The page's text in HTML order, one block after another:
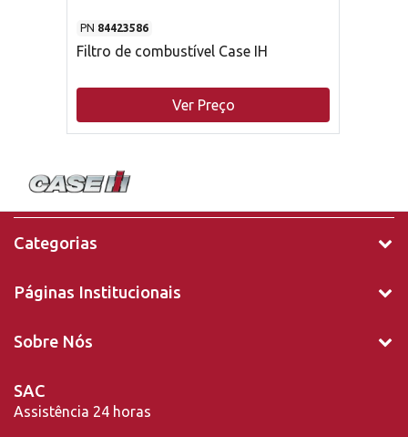
PN 84423586
Filtro de combustível Case IH
Ver Preço
Categorias
Páginas Institucionais
Sobre Nós
SAC
Assistência 24 horas